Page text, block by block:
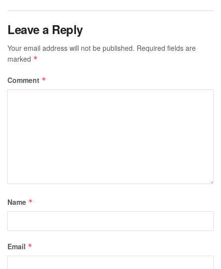
Leave a Reply
Your email address will not be published. Required fields are
marked *
Comment *
Name *
Email *